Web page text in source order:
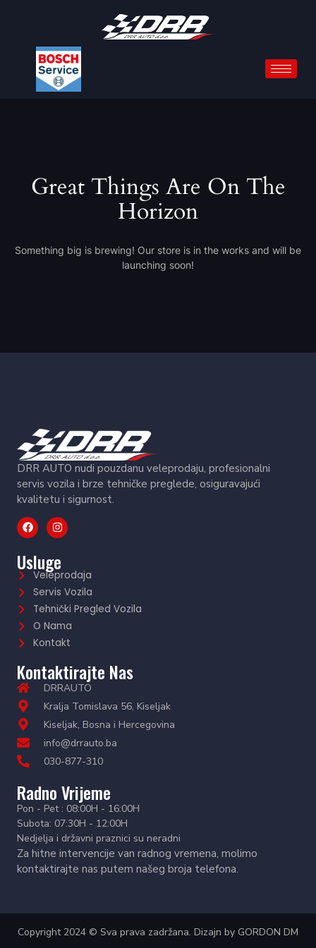
Great Things Are On The
Horizon
Something big is brewing! Our store is in the works and will be
launching soon!
DRR AUTO nudi pouzdanu veleprodaju, profesionalni
servis vozila i brze tehničke preglede, osiguravajući
kvalitetu i sigurnost.
Usluge
Veleprodaja
Servis Vozila
Tehnički Pregled Vozila
O Nama
Kontakt
Kontaktirajte Nas
DRRAUTO
Kralja Tomislava 56, Kiseljak
Kiseljak, Bosna i Hercegovina
info@drrauto.ba
030-877-310
Radno Vrijeme
Pon - Pet : 08:00H - 16:00H
Subota: 07:30H - 12:00H
Nedjelja i državni praznici su neradni
Za hitne intervencije van radnog vremena, molimo
kontaktirajte nas putem našeg broja telefona.
Copyright 2024 © Sva prava zadržana. Dizajn by GORDON DM